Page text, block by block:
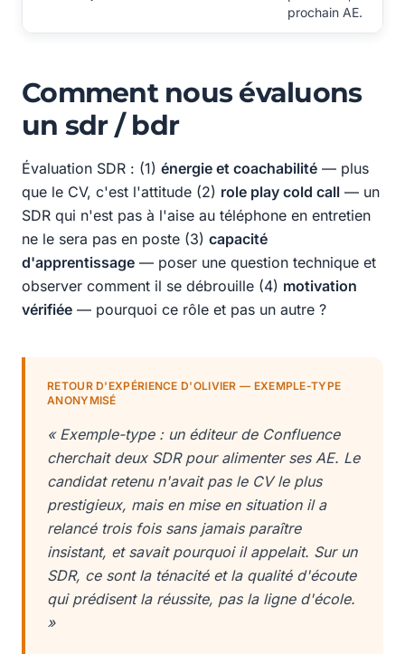
prochain AE.
Comment nous évaluons
un sdr / bdr
Évaluation SDR : (1) énergie et coachabilité — plus
que le CV, c'est l'attitude (2) role play cold call — un
SDR qui n'est pas à l'aise au téléphone en entretien
ne le sera pas en poste (3) capacité
d'apprentissage — poser une question technique et
observer comment il se débrouille (4) motivation
vérifiée — pourquoi ce rôle et pas un autre ?
RETOUR D'EXPÉRIENCE D'OLIVIER — EXEMPLE-TYPE
ANONYMISÉ
« Exemple-type : un éditeur de Confluence
cherchait deux SDR pour alimenter ses AE. Le
candidat retenu n'avait pas le CV le plus
prestigieux, mais en mise en situation il a
relancé trois fois sans jamais paraître
insistant, et savait pourquoi il appelait. Sur un
SDR, ce sont la ténacité et la qualité d'écoute
qui prédisent la réussite, pas la ligne d'école.
»